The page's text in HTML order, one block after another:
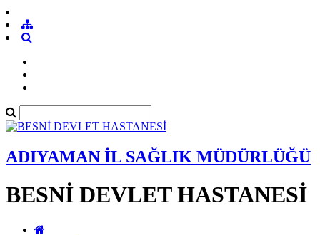
ADIYAMAN İL SAĞLIK MÜDÜRLÜĞÜ
BESNİ DEVLET HASTANESİ